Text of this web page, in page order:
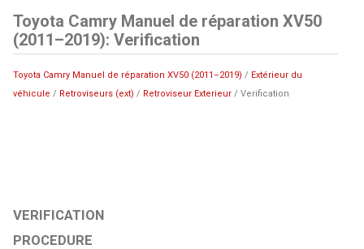
Toyota Camry Manuel de réparation XV50
(2011–2019): Verification
Toyota Camry Manuel de réparation XV50 (2011–2019) / Extérieur du
véhicule / Retroviseurs (ext) / Retroviseur Exterieur / Verification
VERIFICATION
PROCEDURE